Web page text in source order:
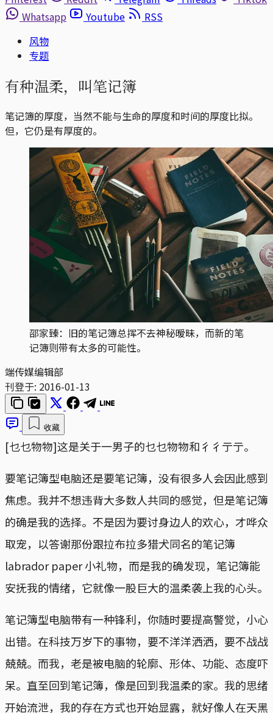
Whatsapp
Youtube
RSS
风物
专题
有种温柔，叫笔记簿
笔记簿的厚度，当然不能与生命的厚度和时间的厚度比拟。
但，它仍是有厚度的。
邵家臻：旧的笔记簿总挥不去神秘暧昧，而新的笔
记簿则带有太多的可能性。
端传媒编辑部
刊登于: 2016-01-13
收藏
[乜乜物物]这是关于一男子的乜乜物物和彳彳亍亍。
要笔记簿型电脑还是要笔记簿，没有很多人会因此感到
焦虑。我并不想违背大多数人共同的感觉，但是笔记簿
的确是我的选择。不是因为要讨身边人的欢心，才哗众
取宠，以答谢那份跟拉布拉多猎犬同名的笔记簿
labrador paper 小礼物，而是我的确发现，笔记簿能
安抚我的情绪，它就像一股巨大的温柔袭上我的心头。
笔记簿型电脑带有一种锋利，你随时要提高警觉，小心
出错。在科技万岁下的事物，要不洋洋洒洒，要不战战
兢兢。而我，老是被电脑的轮廓、形体、功能、态度吓
呆。直至回到笔记簿，像是回到我温柔的家。我的思绪
开始流泄，我的存在方式也开始显露，就好像人在天黑